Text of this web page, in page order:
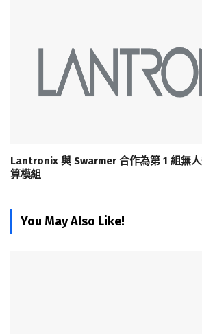
Lantronix 與 Swarmer 合作為第 1 組無
算模組
You May Also Like!